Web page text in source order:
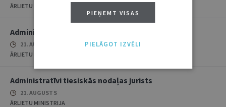
ĀRLIETU MINISTRIJA
Administratīvi tiesiskās nodaļas jurists
21. AUGUSTS
ĀRLIETU MINISTRIJA
Administratīvi tiesiskās nodaļas jurists
21. AUGUSTS
ĀRLIETU MINISTRIJA
PIEŅEMT VISAS
PIELĀGOT IZVĒLI